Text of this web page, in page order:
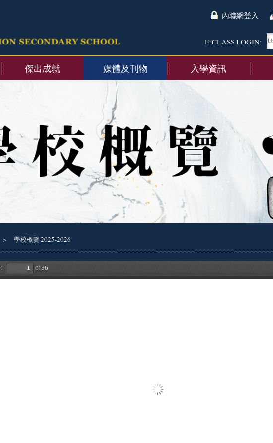
內聯網登入
E-CLASS LOGIN:
傑出成就 媒體及刊物 入學資訊
> 學校概覽 2025-2026